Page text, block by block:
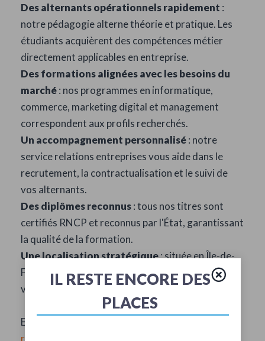
Des alternants opérationnels rapidement :
notre pédagogie alterne théorie et pratique. Les
étudiants acquièrent des compétences métier
directement applicables en entreprise.
Des formations alignées avec les besoins du
marché: nos programmes en informatique,
commerce, marketing digital et management
correspondent aux profils recherchés.
Un accompagnement personnalisé: notre
service relations entreprises vous aide dans le
recrutement, la contractualisation et le suivi de
vos alternants.
Des diplômes reconnus: tous nos titres sont
certifiés RNCP et reconnus par l'État, garantissant
la qualité de la formation.
Une localisation stratégique: située en Île-de-
France, notre école facilite les déplacements de
vos alternants entre campus et entreprise.
En savoir plus sur
recherche de votre alternance >>
IL RESTE ENCORE DES
PLACES